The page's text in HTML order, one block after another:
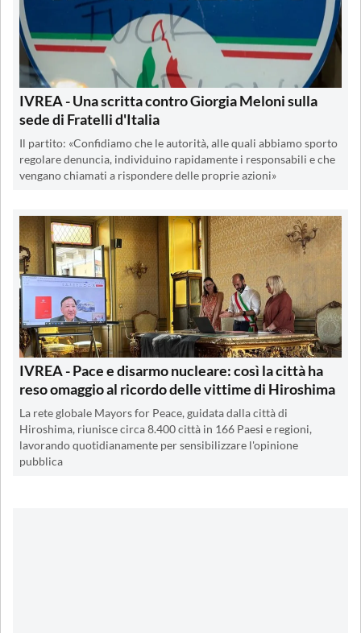
IVREA - Una scritta contro Giorgia Meloni sulla
sede di Fratelli d'Italia
Il partito: «Confidiamo che le autorità, alle quali abbiamo sporto
regolare denuncia, individuino rapidamente i responsabili e che
vengano chiamati a rispondere delle proprie azioni»
IVREA - Pace e disarmo nucleare: così la città ha
reso omaggio al ricordo delle vittime di Hiroshima
La rete globale Mayors for Peace, guidata dalla città di
Hiroshima, riunisce circa 8.400 città in 166 Paesi e regioni,
lavorando quotidianamente per sensibilizzare l'opinione
pubblica